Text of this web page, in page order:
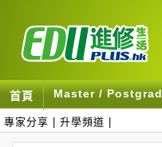
首頁 Master / Postgrad
專家分享 升學頻道